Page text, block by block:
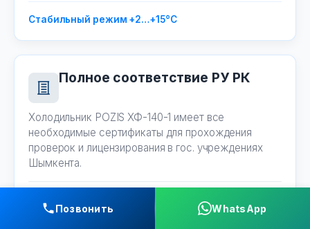
Позвонить WhatsApp
Стабильный режим +2…+15°C
Полное соответствие РУ РК
Холодильник POZIS ХФ-140-1 имеет все
необходимые сертификаты для прохождения
проверок и лицензирования в гос. учреждениях
Шымкента.